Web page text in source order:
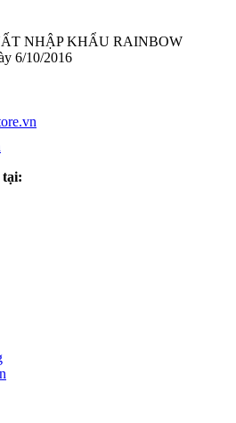
NHẬP KHẨU RAINBOW
6/10/2016
tại: